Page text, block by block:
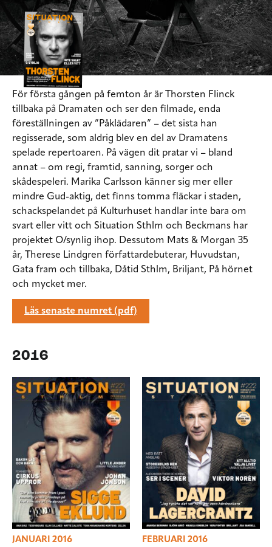
För första gången på femton år är Thorsten Flinck
tillbaka på Dramaten och ser den filmade, enda
föreställningen av ”Påklädaren” – det sista han
regisserade, som aldrig blev en del av Dramatens
spelade repertoaren. På vägen dit pratar vi – bland
annat – om regi, framtid, sanning, sorger och
skådespeleri. Marika Carlsson känner sig mer eller
mindre Gud-aktig, det finns tomma fläckar i staden,
schackspelandet på Kulturhuset handlar inte bara om
svart eller vitt och Situation Sthlm och Beckmans har
projektet O/synlig ihop. Dessutom Mats & Morgan 35
år, Therese Lindgren författardebuterar, Huvudstan,
Gata fram och tillbaka, Dåtid Sthlm, Briljant, På hörnet
och mycket mer.
Läs senaste numret (pdf)
2016
JANUARI 2016 FEBRUARI 2016